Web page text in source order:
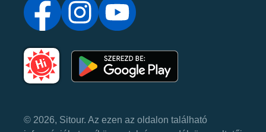
© 2026, Sitour. Az ezen az oldalon található